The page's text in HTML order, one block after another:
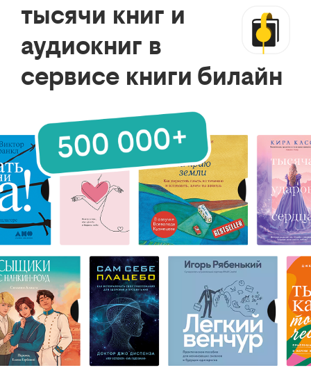
тысячи книг и
аудиокниг в
сервисе книги билайн